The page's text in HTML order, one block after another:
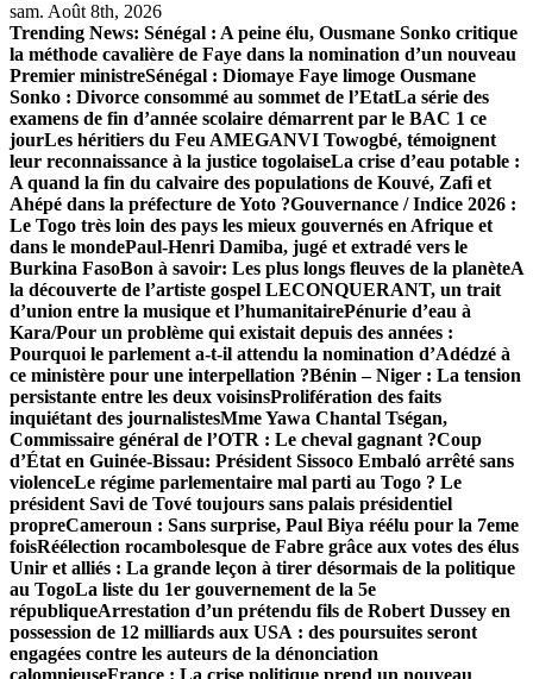
sam. Août 8th, 2026
Trending News: Sénégal : A peine élu, Ousmane Sonko critique
la méthode cavalière de Faye dans la nomination d’un nouveau
Premier ministreSénégal : Diomaye Faye limoge Ousmane
Sonko : Divorce consommé au sommet de l’EtatLa série des
examens de fin d’année scolaire démarrent par le BAC 1 ce
jourLes héritiers du Feu AMEGANVI Towogbé, témoignent
leur reconnaissance à la justice togolaiseLa crise d’eau potable :
A quand la fin du calvaire des populations de Kouvé, Zafi et
Ahépé dans la préfecture de Yoto ?Gouvernance / Indice 2026 :
Le Togo très loin des pays les mieux gouvernés en Afrique et
dans le mondePaul-Henri Damiba, jugé et extradé vers le
Burkina FasoBon à savoir: Les plus longs fleuves de la planèteA
la découverte de l’artiste gospel LECONQUERANT, un trait
d’union entre la musique et l’humanitairePénurie d’eau à
Kara/Pour un problème qui existait depuis des années :
Pourquoi le parlement a-t-il attendu la nomination d’Adédzé à
ce ministère pour une interpellation ?Bénin – Niger : La tension
persistante entre les deux voisinsProlifération des faits
inquiétant des journalistesMme Yawa Chantal Tségan,
Commissaire général de l’OTR : Le cheval gagnant ?Coup
d’État en Guinée-Bissau: Président Sissoco Embaló arrêté sans
violenceLe régime parlementaire mal parti au Togo ? Le
président Savi de Tové toujours sans palais présidentiel
propreCameroun : Sans surprise, Paul Biya réélu pour la 7eme
foisRéélection rocambolesque de Fabre grâce aux votes des élus
Unir et alliés : La grande leçon à tirer désormais de la politique
au TogoLa liste du 1er gouvernement de la 5e
républiqueArrestation d’un prétendu fils de Robert Dussey en
possession de 12 milliards aux USA : des poursuites seront
engagées contre les auteurs de la dénonciation
calomnieuseFrance : La crise politique prend un nouveau